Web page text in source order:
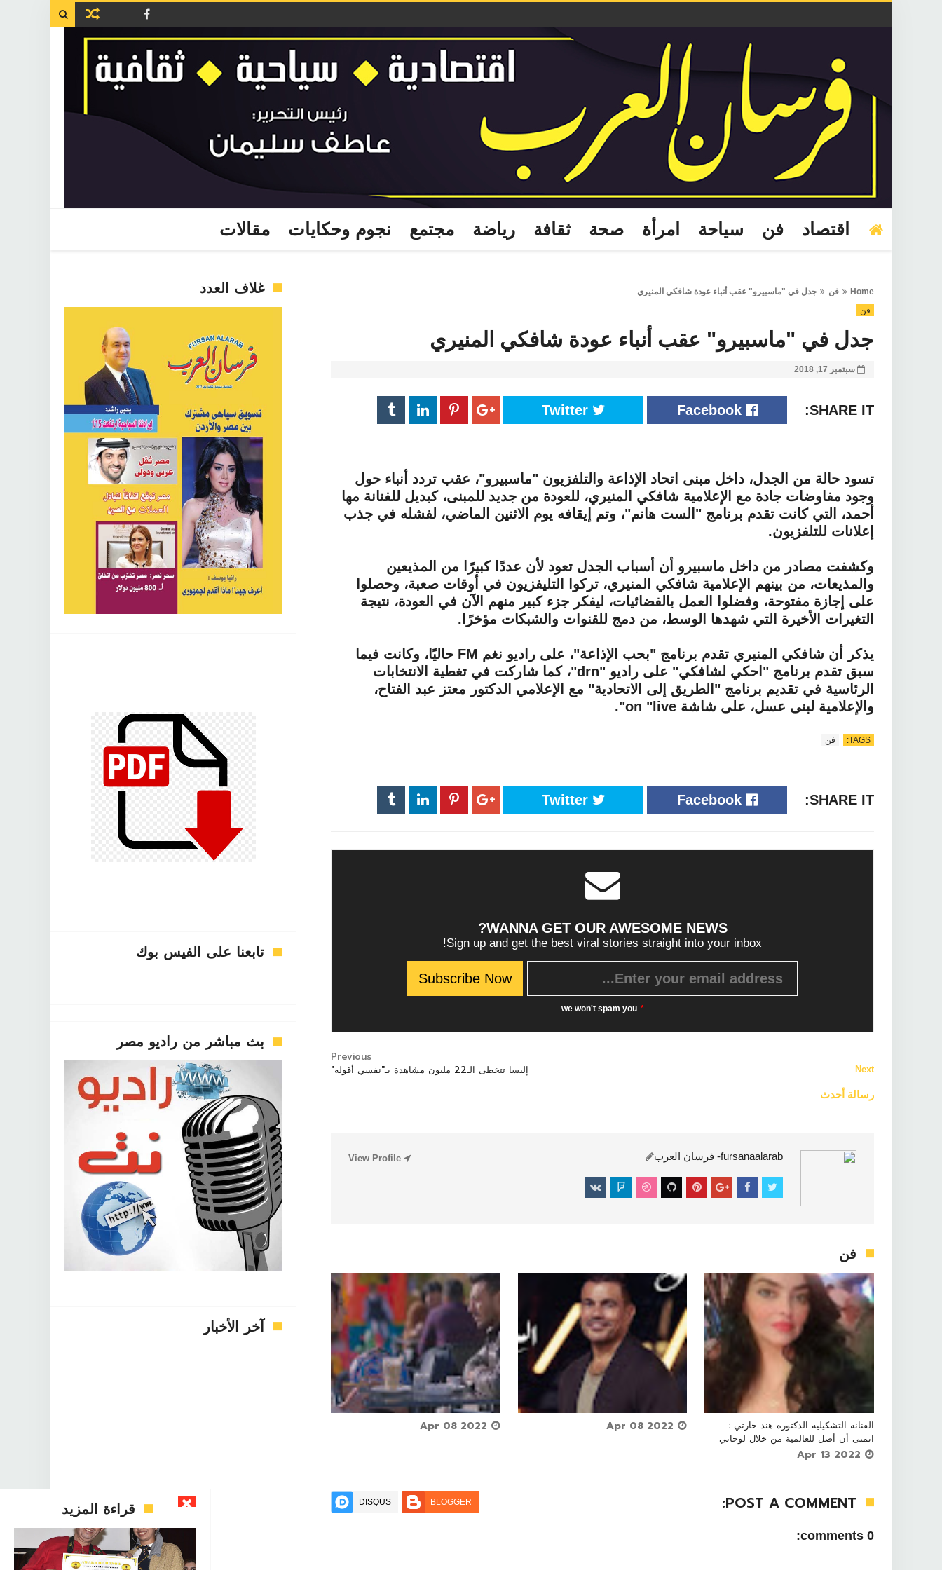

اقتصاد فن سياحة امرأة صحة ثقافة رياضة مجتمع نجوم وحكايات مقالات
Home فن
جدل في "ماسبيرو" عقب أنباء عودة شافكي المنيري
فن
جدل في "ماسبيرو" عقب أنباء عودة شافكي المنيري
سبتمبر 17, 2018
SHARE IT:
Facebook
Twitter
تسود حالة من الجدل، داخل مبنى اتحاد الإذاعة والتلفزيون "ماسبيرو"، عقب تردد أنباء حول
وجود مفاوضات جادة مع الإعلامية شافكي المنيري، للعودة من جديد للمبنى، كبديل للفنانة مها
أحمد، التي كانت تقدم برنامج "الست هانم"، وتم إيقافه يوم الاثنين الماضي، لفشله في جذب
إعلانات للتلفزيون.
وكشفت مصادر من داخل ماسبيرو أن أسباب الجدل تعود لأن عددًا كبيرًا من المذيعين
والمذيعات، من بينهم الإعلامية شافكي المنيري، تركوا التليفزيون في أوقات صعبة، وحصلوا
على إجازة مفتوحة، وفضلوا العمل بالفضائيات، ليفكر جزء كبير منهم الآن في العودة، نتيجة
التغيرات الأخيرة التي شهدها الوسط، من دمج للقنوات والشبكات مؤخرًا.
يذكر أن شافكي المنيري تقدم برنامج "بحب الإذاعة"، على راديو نغم FM حاليًا، وكانت فيما
سبق تقدم برنامج "احكي لشافكي" على راديو "drn"، كما شاركت في تغطية الانتخابات
الرئاسية في تقديم برنامج "الطريق إلى الاتحادية" مع الإعلامي الدكتور معتز عبد الفتاح،
والإعلامية لبنى عسل، على شاشة on "live".
TAGS: فن
SHARE IT:
Facebook
Twitter
WANNA GET OUR AWESOME NEWS?
Sign up and get the best viral stories straight into your inbox!
*
we won't spam you
Next
رسالة أحدث
Previous
إليسا تتخطى الـ22 مليون مشاهدة بـ"نفسي أقوله"
fursanaalarab- فرسان العرب
فن
 

الفنانة التشكيلية الدكتوره هند حارتي :
اتمنى أن أصل للعالمية من خلال لوحاتي
 
فن
POST A COMMENT:
BLOGGER
DISQUS
0 comments:
غلاف العدد
تابعنا على الفيس بوك
بث مباشر من راديو مصر
آخر الأخبار
قراءة المزيد